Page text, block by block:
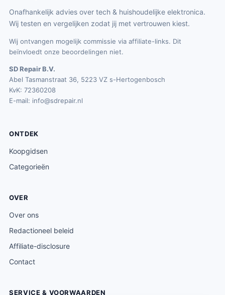
Onafhankelijk advies over tech & huishoudelijke elektronica.
Wij testen en vergelijken zodat jij met vertrouwen kiest.
Wij ontvangen mogelijk commissie via affiliate-links. Dit
beïnvloedt onze beoordelingen niet.
SD Repair B.V.
Abel Tasmanstraat 36, 5223 VZ s-Hertogenbosch
KvK: 72360208
E-mail: info@sdrepair.nl
ONTDEK
Koopgidsen
Categorieën
OVER
Over ons
Redactioneel beleid
Affiliate-disclosure
Contact
SERVICE & VOORWAARDEN